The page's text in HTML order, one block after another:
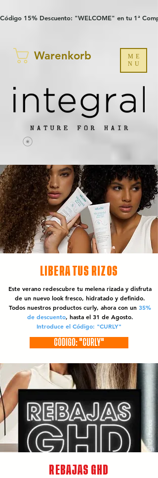
Código 15% Descuento: "WELCOME" en tu 1ª
Warenkorb
ME
NU
LIBERA TUS RIZOS
Este verano redescubre tu melena rizada y disfruta
de un nuevo look fresco, hidratado y definido.
Todos nuestros productos curly, ahora con un 35%
de descuento, hasta el 31 de Agosto.
Introduce el Código: "CURLY"
CÓDIGO: "CURLY"
REBAJAS GHD